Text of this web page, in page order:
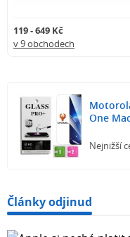
119 - 649 Kč
v 9 obchodech
One
Nejnižší
Články odjinud